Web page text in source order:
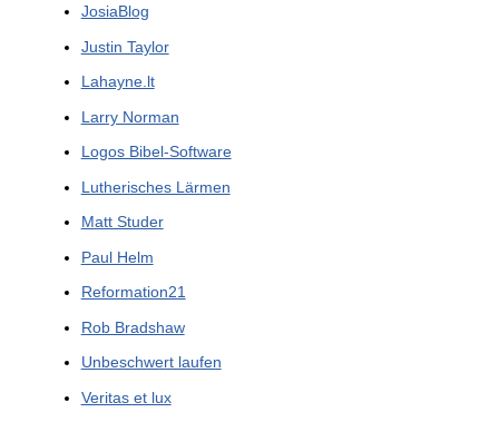
JosiaBlog
Justin Taylor
Lahayne.lt
Larry Norman
Logos Bibel-Software
Lutherisches Lärmen
Matt Studer
Paul Helm
Reformation21
Rob Bradshaw
Unbeschwert laufen
Veritas et lux